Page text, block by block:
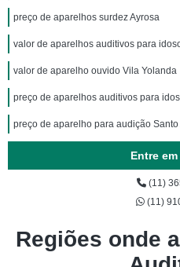
preço de aparelhos surdez Ayrosa
valor de aparelhos auditivos para
valor de aparelho ouvido Vila Yolanda
preço de aparelhos auditivos para
preço de aparelho para audição Santo
Entre
(11)
(11)
Regiões onde